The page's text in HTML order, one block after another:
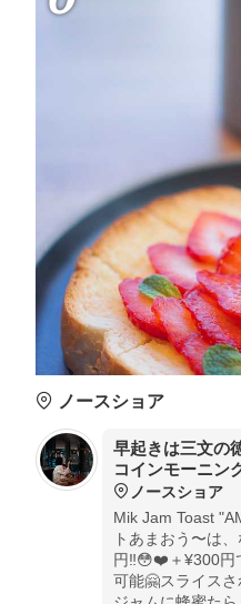
ノースショア
早起きは三文の
コインモーニン
ノースショア
Mik Jam Toast
トあまおう〜は
円‼️😳❤️＋¥300円
可能🤗スライス